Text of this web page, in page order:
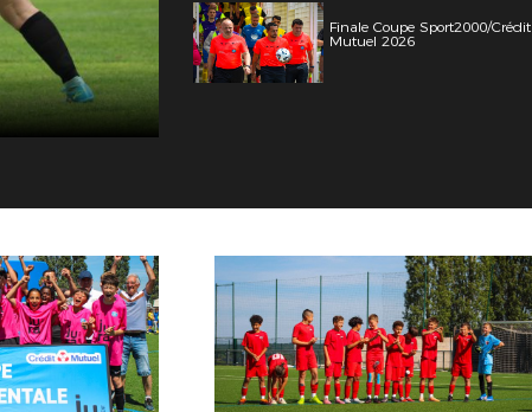
Finale Coupe Sport2000/Crédit
Mutuel 2026